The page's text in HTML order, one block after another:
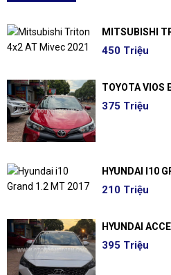
MITSUBISHI
450 Triệu
TOYOTA VIOS
375 Triệu
HYUNDAI I10
210 Triệu
HYUNDAI
395 Triệu